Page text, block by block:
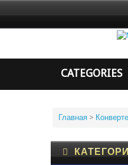
Главная >